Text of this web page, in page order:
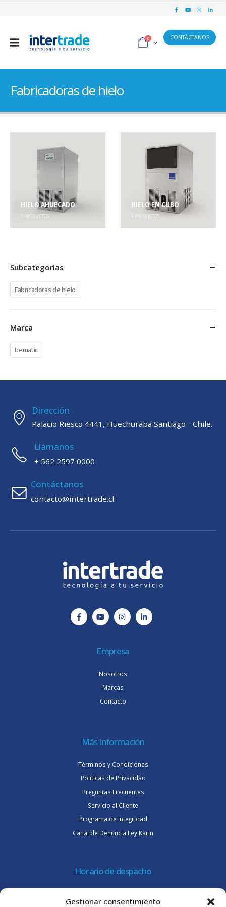
Gestionar consentimiento
0 CONTÁCTANOS
Fabricadoras de hielo
HIELO AHUECADO
3 PRODUCTOS
HIELO EN CUBO
PRODUCTOS
Subcategorías
Fabricadoras de hielo
Marca
Icematic
Dirección
Palacio Riesco 4441, Huechuraba Santiago - Chile.
Llámanos
+ 562 2597 0000
Contáctanos
contacto@intertrade.cl
Empresa
Nosotros
Marcas
Contacto
Más Información
Términos y Condiciones
Políticas de Privacidad
Preguntas Frecuentes
Servicio al Cliente
Programa de Integridad
Canal de Denuncia Ley Karin
Horario de despacho